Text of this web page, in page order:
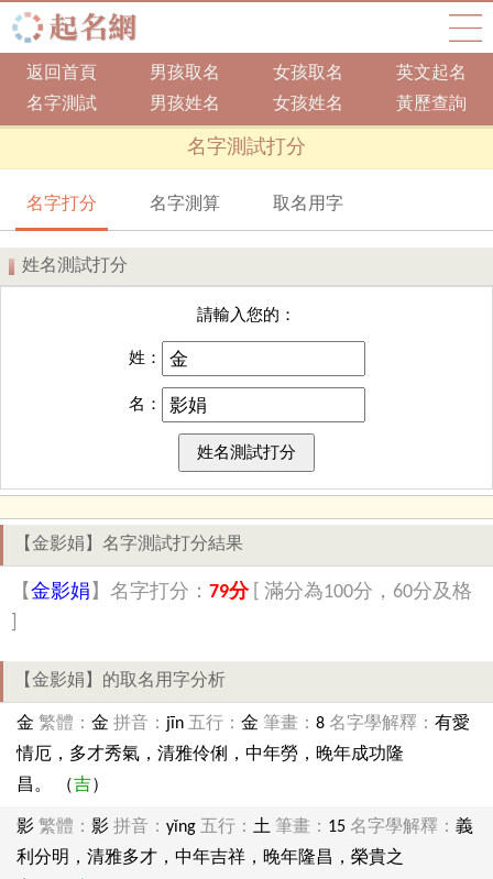
返回首頁 男孩取名 女孩取名
英文起名
名字測試
男孩姓名 女孩姓名 黃歷查詢
名字測試打分
名字打分 名字測算 取名用字
姓名測試打分
請輸入您的：
姓：
名：
【金影娟】名字測試打分結果
【金影娟 】名字打分： 79分[ 滿分為100分，60分及格
【金影娟】的取名用字分析
金 繁體： 金 拼音： jīn 五行： 金 筆畫： 8 名字學解釋： 有愛
情厄，多才秀氣，清雅伶俐，中年勞，晚年成功隆
昌。 （吉）
影 繁體： 影 拼音： yǐng 五行： 土 筆畫： 15 名字學解釋： 義
利分明，清雅多才，中年吉祥，晚年隆昌，榮貴之